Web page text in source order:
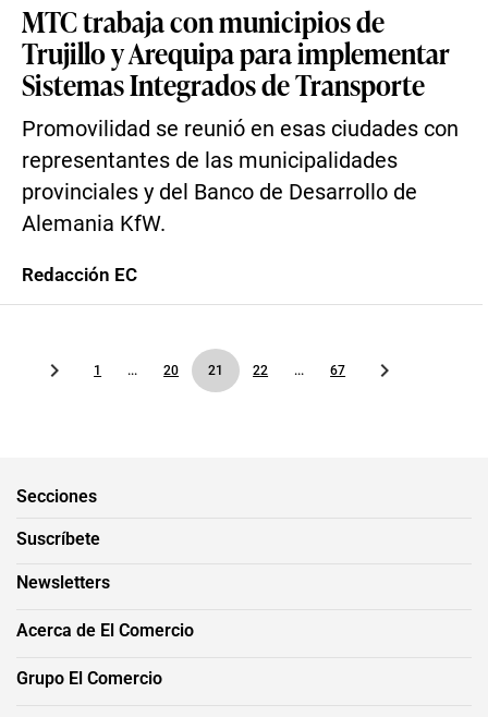
MTC trabaja con municipios de
Trujillo y Arequipa para implementar
Sistemas Integrados de Transporte
Promovilidad se reunió en esas ciudades con
representantes de las municipalidades
provinciales y del Banco de Desarrollo de
Alemania KfW.
Redacción EC
1 ... 20 21 22 ... 67
Secciones
Suscríbete
Newsletters
Acerca de El Comercio
Grupo El Comercio